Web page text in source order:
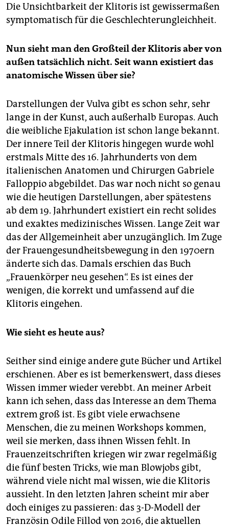
Die Unsichtbarkeit der Klitoris ist gewissermaßen
symptomatisch für die Geschlechterungleichheit.
Nun sieht man den Großteil der Klitoris aber von
außen tatsächlich nicht. Seit wann existiert das
anatomische Wissen über sie?
Darstellungen der Vulva gibt es schon sehr, sehr
lange in der Kunst, auch außerhalb Europas. Auch
die weibliche Ejakulation ist schon lange bekannt.
Der innere Teil der Klitoris hingegen wurde wohl
erstmals Mitte des 16. Jahrhunderts von dem
italienischen Anatomen und Chirurgen Gabriele
Falloppio abgebildet. Das war noch nicht so genau
wie die heutigen Darstellungen, aber spätestens
ab dem 19. Jahrhundert existiert ein recht solides
und exaktes medizinisches Wissen. Lange Zeit war
das der Allgemeinheit aber unzugänglich. Im Zuge
der Frauengesundheitsbewegung in den 1970ern
änderte sich das. Damals erschien das Buch
„Frauenkörper neu gesehen“. Es ist eines der
wenigen, die korrekt und umfassend auf die
Klitoris eingehen.
Wie sieht es heute aus?
Seither sind einige andere gute Bücher und Artikel
erschienen. Aber es ist bemerkenswert, dass dieses
Wissen immer wieder verebbt. An meiner Arbeit
kann ich sehen, dass das Interesse an dem Thema
extrem groß ist. Es gibt viele erwachsene
Menschen, die zu meinen Workshops kommen,
weil sie merken, dass ihnen Wissen fehlt. In
Frauenzeitschriften kriegen wir zwar regelmäßig
die fünf besten Tricks, wie man Blowjobs gibt,
während viele nicht mal wissen, wie die Klitoris
aussieht. In den letzten Jahren scheint mir aber
doch einiges zu passieren: das 3-D-Modell der
Französin Odile Fillod von 2016, die aktuellen